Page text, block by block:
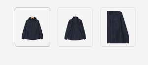
Bild 1 in Galerieansicht laden